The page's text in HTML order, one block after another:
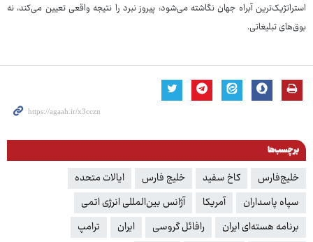
استراتژیک‌ترین آبراه جهان نگاشته می‌شود: پیروز نبرد را نتیجه واقعی تعیین می‌کند، نه
بوق‌های تبلیغاتی.
برچسب‌ها
خلیج‌فارس کاخ سفید خلیج فارس‌
ایالات متحده
سپاه پاسداران
آمریکا
آژانس بین‌المللی انرژی اتمی
برنامه هسته‌ای ایران
رافائل گروسی ایران
ترامپ